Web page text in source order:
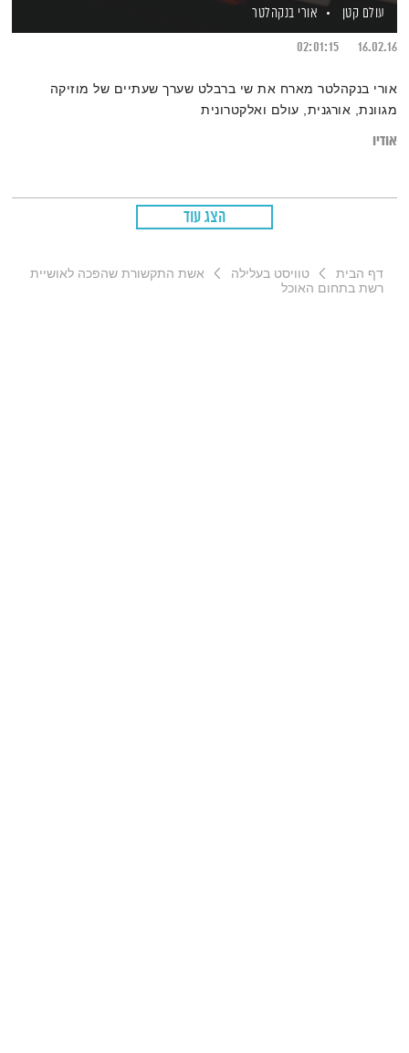
עולם קטן
אורי בנקהלטר
16.02.16
02:01:15
אורי בנקהלטר מארח את שי ברבלט שערך שעתיים של מוזיקה
מגוונת, אורגנית, עולם ואלקטרונית
אודיו
הצג עוד
דף הבית טוויסט בעלילה
אשת התקשורת שהפכה לאושיית
רשת בתחום האוכל